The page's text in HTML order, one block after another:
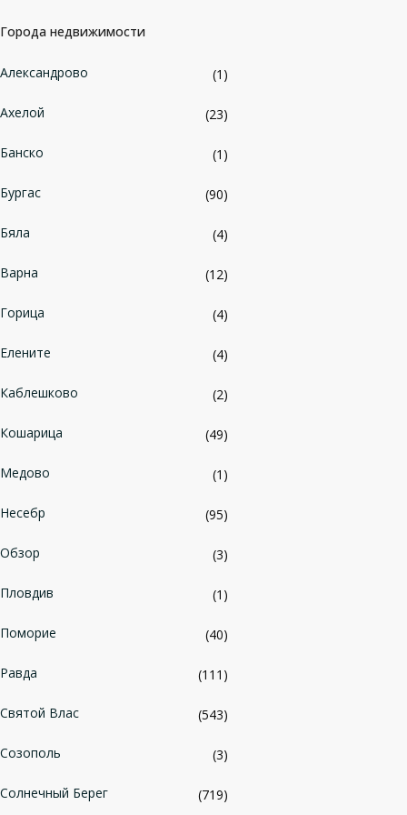
Города недвижимости
Александрово (1)
Ахелой (23)
Банско (1)
Бургас (90)
Бяла (4)
Варна (12)
Горица (4)
Елените (4)
Каблешково (2)
Кошарица (49)
Медово (1)
Несебр (95)
Обзор (3)
Пловдив (1)
Поморие (40)
Равда (111)
Святой Влас (543)
Созополь (3)
Солнечный Берег (719)